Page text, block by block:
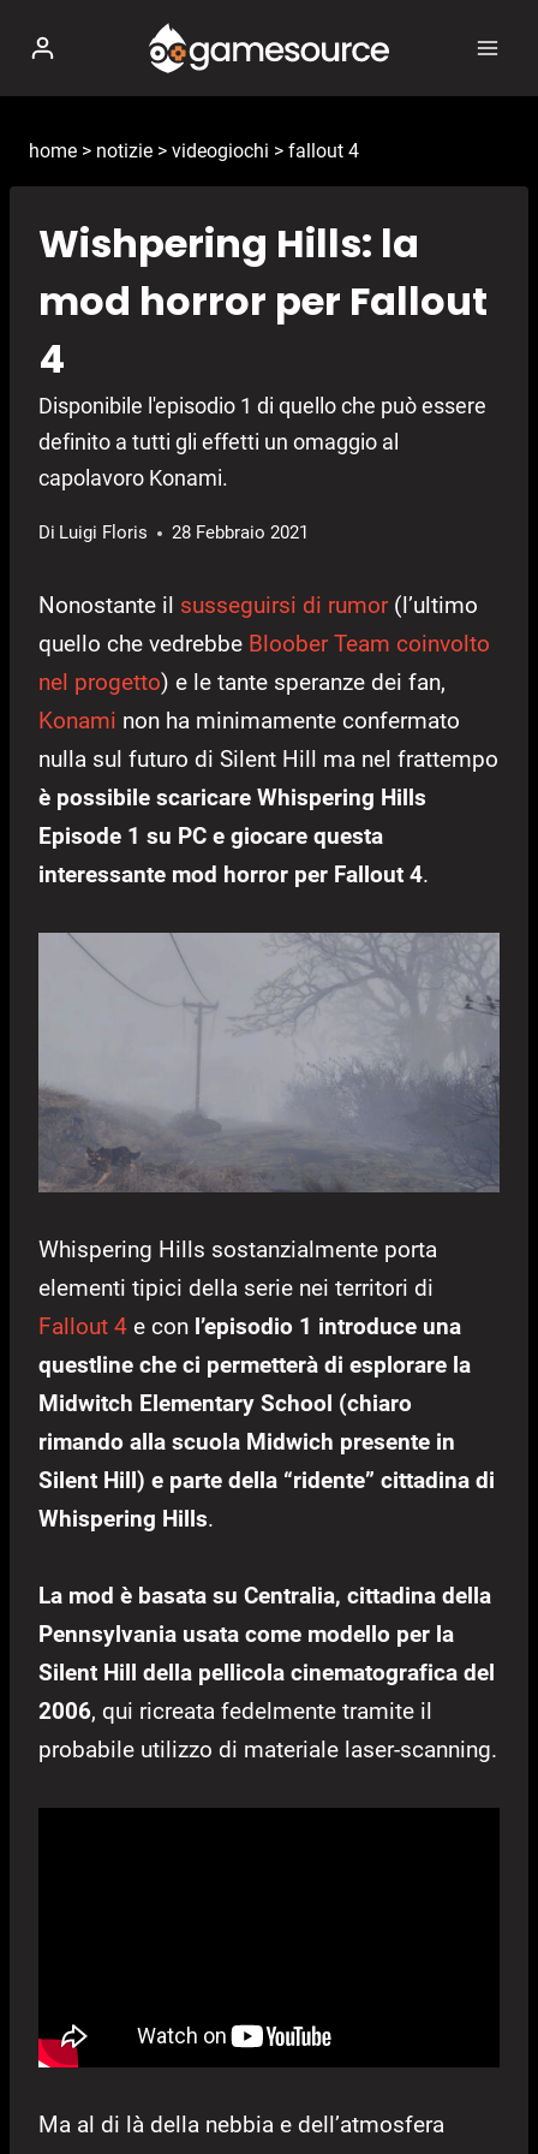
contenuto
home > notizie > videogiochi > fallout 4
Wishpering Hills: la
mod horror per Fallout
4
Disponibile l'episodio 1 di quello che può essere
definito a tutti gli effetti un omaggio al
capolavoro Konami.
Di Luigi Floris 28 Febbraio 2021
Nonostante il susseguirsi di rumor(l’ultimo
quello che vedrebbe Bloober Team coinvolto
nel progetto) e le tante speranze dei fan,
Konami non ha minimamente confermato
nulla sul futuro di Silent Hill ma nel frattempo
è possibile scaricare Whispering Hills
Episode 1 su PC e giocare questa
interessante mod horror per Fallout 4.
Whispering Hills sostanzialmente porta
elementi tipici della serie nei territori di
Fallout 4 e con l’episodio 1 introduce una
questline che ci permetterà di esplorare la
Midwitch Elementary School (chiaro
rimando alla scuola Midwich presente in
Silent Hill) e parte della “ridente” cittadina di
Whispering Hills.
La mod è basata su Centralia, cittadina della
Pennsylvania usata come modello per la
Silent Hill della pellicola cinematografica del
2006, qui ricreata fedelmente tramite il
probabile utilizzo di materiale laser-scanning.
Ma al di là della nebbia e dell’atmosfera